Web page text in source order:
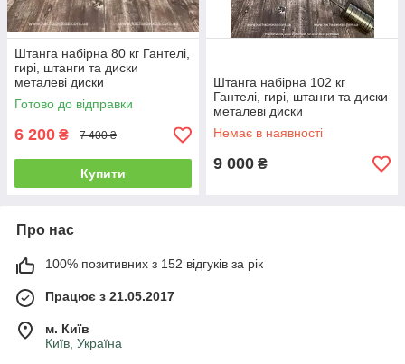
Штанга набірна 80 кг Гантелі,
гирі, штанги та диски
металеві диски
Готово до відправки
6 200 ₴ 7 400 ₴
Купити
Штанга набірна 102 кг
Гантелі, гирі, штанги та диски
металеві диски
Немає в наявності
9 000 ₴
Про нас
100% позитивних з 152 відгуків за рік
Працює з 21.05.2017
м. Київ
Київ, Україна